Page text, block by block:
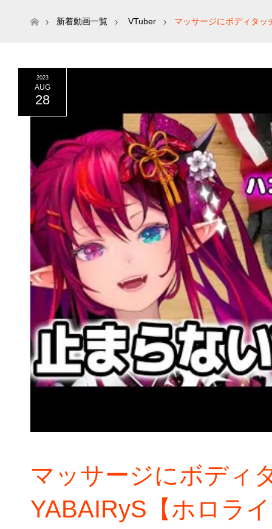
ホーム新着動画一覧 VTuber マッサージにボディタッ
2023
AUG
28
マッサージにボディ
YABAIRyS【ホロラ